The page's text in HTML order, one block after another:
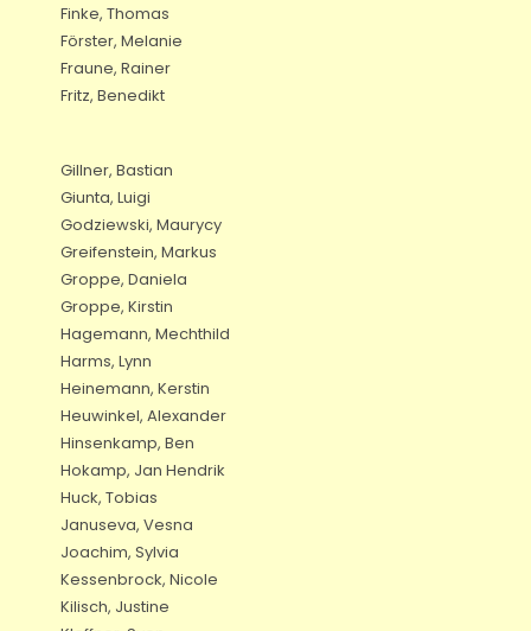
Finke, Thomas
Förster, Melanie
Fraune, Rainer
Fritz, Benedikt
Gillner, Bastian
Giunta, Luigi
Godziewski, Maurycy
Greifenstein, Markus
Groppe, Daniela
Groppe, Kirstin
Hagemann, Mechthild
Harms, Lynn
Heinemann, Kerstin
Heuwinkel, Alexander
Hinsenkamp, Ben
Hokamp, Jan Hendrik
Huck, Tobias
Januseva, Vesna
Joachim, Sylvia
Kessenbrock, Nicole
Kilisch, Justine